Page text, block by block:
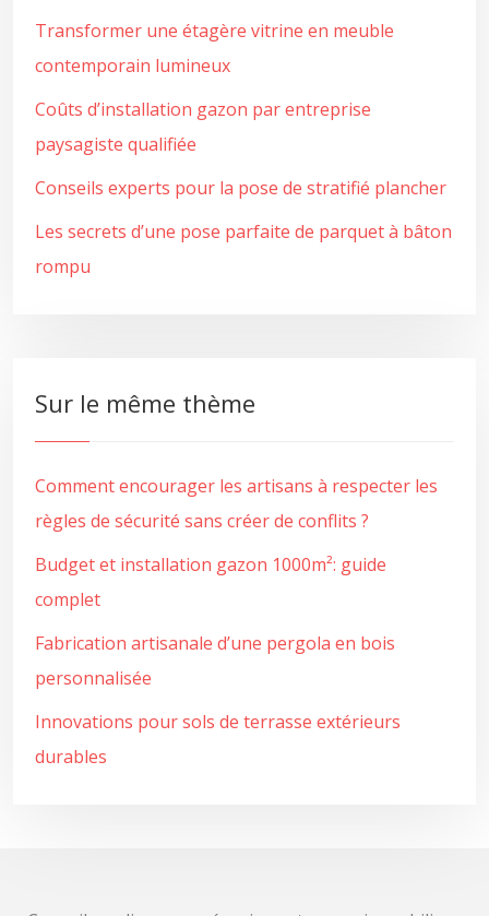
Transformer une étagère vitrine en meuble
contemporain lumineux
Coûts d’installation gazon par entreprise
paysagiste qualifiée
Conseils experts pour la pose de stratifié plancher
Les secrets d’une pose parfaite de parquet à bâton
rompu
Sur le même thème
Comment encourager les artisans à respecter les
règles de sécurité sans créer de conflits ?
Budget et installation gazon 1000m²: guide
complet
Fabrication artisanale d’une pergola en bois
personnalisée
Innovations pour sols de terrasse extérieurs
durables